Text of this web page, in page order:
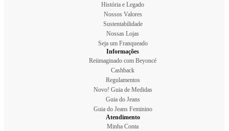
História e Legado
Nossos Valores
Sustentabilidade
Nossas Lojas
Seja um Franqueado
Informações
Reiimaginado com Beyoncé
Cashback
Regulamentos
Novo! Guia de Medidas
Guia do Jeans
Guia do Jeans Feminino
Atendimento
Minha Conta